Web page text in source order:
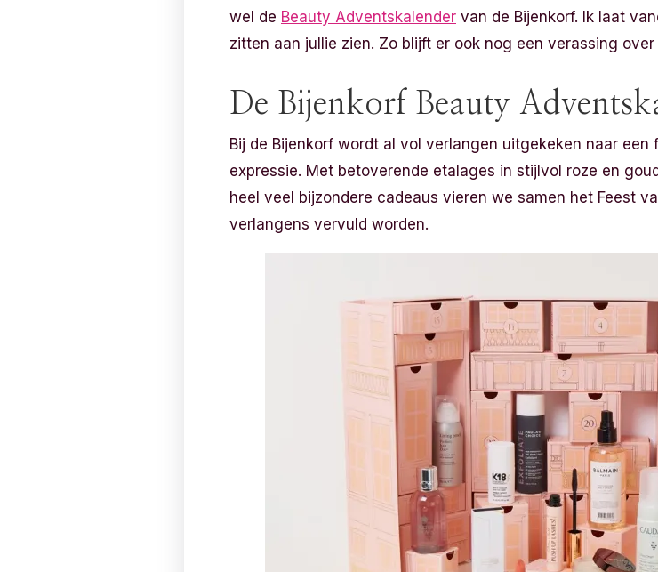
wel de Beauty Adventskalender van de Bijenkorf. Ik laat
zitten aan jullie zien. Zo blijft er ook nog een verassing over
De Bijenkorf Beauty
Bij de Bijenkorf wordt al vol verlangen uitgekeken naar
expressie. Met betoverende etalages in stijlvol roze en
heel veel bijzondere cadeaus vieren we samen het Feest
verlangens vervuld worden.